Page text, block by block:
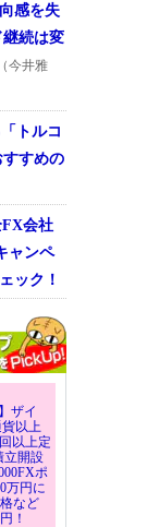
感を失
続は変
（今井雅
トルコ
すすめの
会社
ャンペ
ック！
ザイ
以上
以上定
立開設
ポ
万円に
など
！